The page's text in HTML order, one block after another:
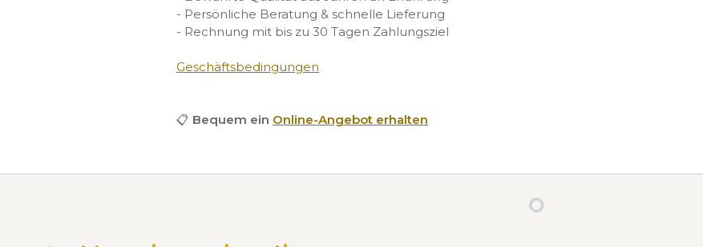
- Persönliche Beratung & schnelle Lieferung
- Rechnung mit bis zu 30 Tagen Zahlungsziel
Geschäftsbedingungen
📋 Bequem ein Online-Angebot erhalten